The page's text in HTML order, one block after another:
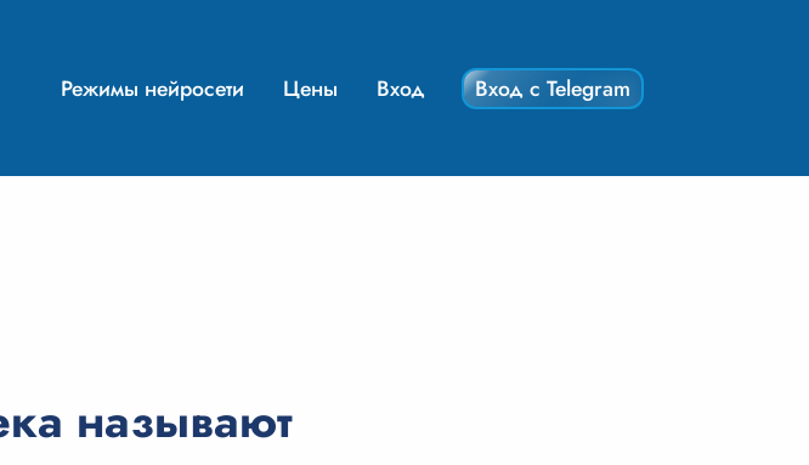
Режимы нейросети Цены Вход Вход с Telegram
называют